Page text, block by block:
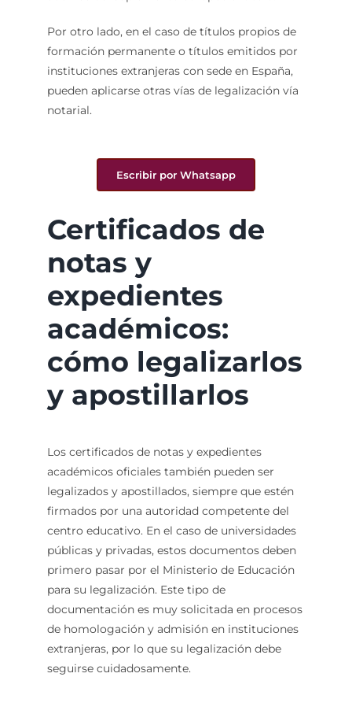
Por otro lado, en el caso de títulos propios de
formación permanente o títulos emitidos por
instituciones extranjeras con sede en España,
pueden aplicarse otras vías de legalización vía
notarial.
Escribir por Whatsapp
Certificados de
notas y
expedientes
académicos:
cómo legalizarlos
y apostillarlos
Los certificados de notas y expedientes
académicos oficiales también pueden ser
legalizados y apostillados, siempre que estén
firmados por una autoridad competente del
centro educativo. En el caso de universidades
públicas y privadas, estos documentos deben
primero pasar por el Ministerio de Educación
para su legalización. Este tipo de
documentación es muy solicitada en procesos
de homologación y admisión en instituciones
extranjeras, por lo que su legalización debe
seguirse cuidadosamente.